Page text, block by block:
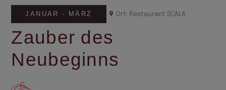
JANUAR - MÄRZ Ort: Restaurant SCALA
Zauber des
Neubeginns